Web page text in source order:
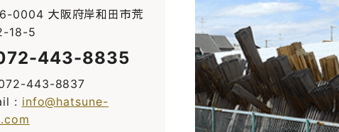
0004 大阪府岸和田市荒
18-5
443-8835
443-8837
: info@hatsune-